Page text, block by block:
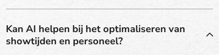
Kan AI helpen bij het optimaliseren van
showtijden en personeel?